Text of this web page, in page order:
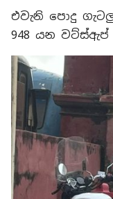
එවැනි පොදු
948 යන